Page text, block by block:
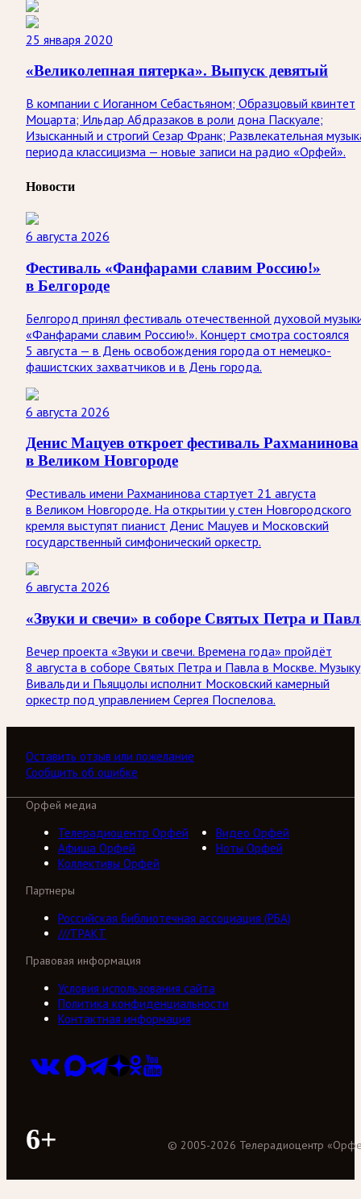
25 января 2020
«Великолепная пятерка». Выпуск девятый
В компании с Иоганном Себастьяном; Образцовый квинтет
Моцарта; Ильдар Абдразаков в роли дона Паскуале;
Изысканный и строгий Сезар Франк; Развлекательная
периода классицизма — новые записи на радио «Орфей».
Новости
6 августа 2026
Фестиваль «Фанфарами славим Россию!»
в Белгороде
Белгород принял фестиваль отечественной духовой
«Фанфарами славим Россию!». Концерт смотра состоялся
5 августа — в День освобождения города от немецко-
фашистских захватчиков и в День города.
6 августа 2026
Денис Мацуев откроет фестиваль Рахманинова
в Великом Новгороде
Фестиваль имени Рахманинова стартует 21 августа
в Великом Новгороде. На открытии у стен Новгородского
кремля выступят пианист Денис Мацуев и Московский
государственный симфонический оркестр.
6 августа 2026
«Звуки и свечи» в соборе Святых Петра и
Вечер проекта «Звуки и свечи. Времена года» пройдёт
8 августа в соборе Святых Петра и Павла в Москве. Музыку
Вивальди и Пьяццолы исполнит Московский камерный
оркестр под управлением Сергея Поспелова.
Оставить отзыв или пожелание
Сообщить об ошибке
Орфей медиа
Телерадиоцентр Орфей
Видео Орфей
Афиша Орфей
Ноты Орфей
Коллективы Орфей
Партнеры
Российская библиотечная ассоциация (РБА)
///ТРАКТ
Правовая информация
Условия использования сайта
Политика конфиденциальности
Контактная информация
6+ © 2005-2026 Телерадиоцентр